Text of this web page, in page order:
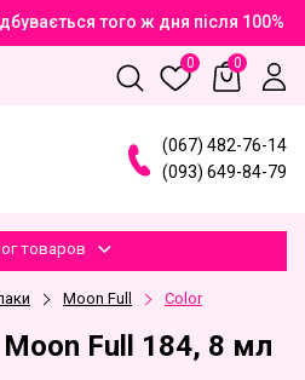
того ж дня після
0 0
(067) 482-76-14
(093) 649-84-79
товаров
Moon Full Color
Full 184, 8 мл